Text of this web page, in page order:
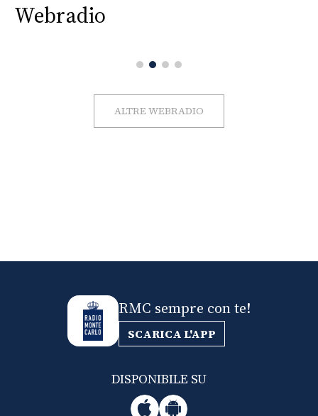
Webradio
ALTRE WEBRADIO
RMC sempre con te!
SCARICA L'APP
DISPONIBILE SU